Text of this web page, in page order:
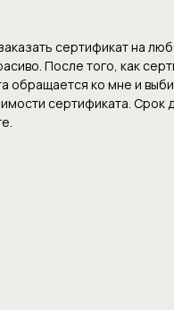
сертификат на
После того, как
обращается ко мне и
сертификата. Срок